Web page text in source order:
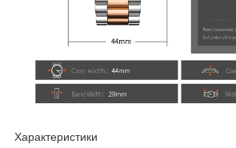
Характеристики